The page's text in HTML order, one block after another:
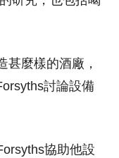
甚麼樣的酒廠，
討論設備
協助他設